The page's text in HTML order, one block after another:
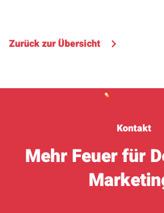
Zurück zur Übersicht
Kontakt
Mehr Feuer für